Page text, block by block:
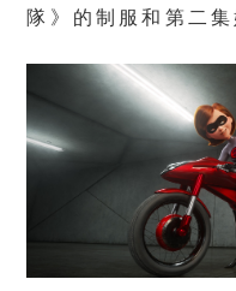
隊》的制服和第二集